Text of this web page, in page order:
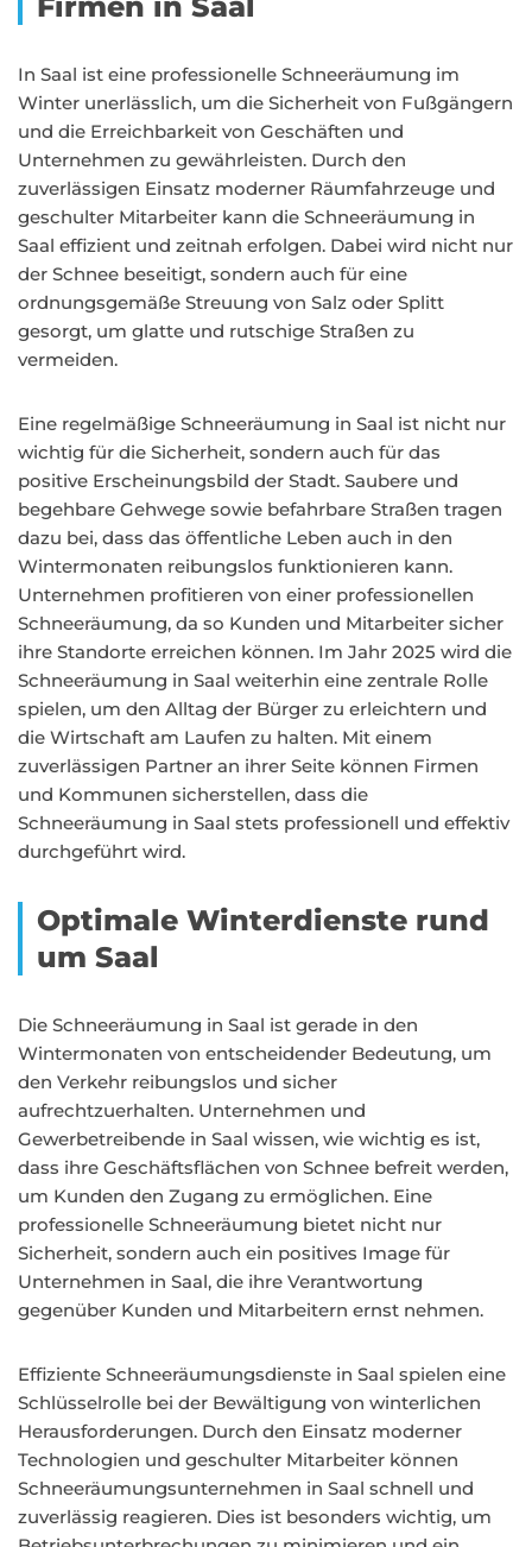
In Saal ist eine professionelle Schneeräumung im
Winter unerlässlich, um die Sicherheit von Fußgängern
und die Erreichbarkeit von Geschäften und
Unternehmen zu gewährleisten. Durch den
zuverlässigen Einsatz moderner Räumfahrzeuge und
geschulter Mitarbeiter kann die Schneeräumung in
Saal effizient und zeitnah erfolgen. Dabei wird nicht nur
der Schnee beseitigt, sondern auch für eine
ordnungsgemäße Streuung von Salz oder Splitt
gesorgt, um glatte und rutschige Straßen zu
vermeiden.
Eine regelmäßige Schneeräumung in Saal ist nicht nur
wichtig für die Sicherheit, sondern auch für das
positive Erscheinungsbild der Stadt. Saubere und
begehbare Gehwege sowie befahrbare Straßen tragen
dazu bei, dass das öffentliche Leben auch in den
Wintermonaten reibungslos funktionieren kann.
Unternehmen profitieren von einer professionellen
Schneeräumung, da so Kunden und Mitarbeiter sicher
ihre Standorte erreichen können. Im Jahr 2025 wird die
Schneeräumung in Saal weiterhin eine zentrale Rolle
spielen, um den Alltag der Bürger zu erleichtern und
die Wirtschaft am Laufen zu halten. Mit einem
zuverlässigen Partner an ihrer Seite können Firmen
und Kommunen sicherstellen, dass die
Schneeräumung in Saal stets professionell und effektiv
durchgeführt wird.
Optimale Winterdienste rund
um Saal
Die Schneeräumung in Saal ist gerade in den
Wintermonaten von entscheidender Bedeutung, um
den Verkehr reibungslos und sicher
aufrechtzuerhalten. Unternehmen und
Gewerbetreibende in Saal wissen, wie wichtig es ist,
dass ihre Geschäftsflächen von Schnee befreit werden,
um Kunden den Zugang zu ermöglichen. Eine
professionelle Schneeräumung bietet nicht nur
Sicherheit, sondern auch ein positives Image für
Unternehmen in Saal, die ihre Verantwortung
gegenüber Kunden und Mitarbeitern ernst nehmen.
Effiziente Schneeräumungsdienste in Saal spielen eine
Schlüsselrolle bei der Bewältigung von winterlichen
Herausforderungen. Durch den Einsatz moderner
Technologien und geschulter Mitarbeiter können
Schneeräumungsunternehmen in Saal schnell und
zuverlässig reagieren. Dies ist besonders wichtig, um